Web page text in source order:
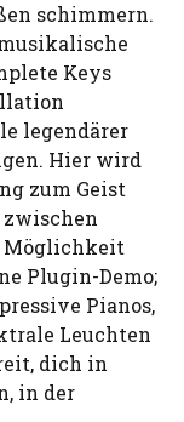
schimmern.
Keys
legendärer
Hier wird
zum Geist
zwischen
Möglichkeit
Plugin-Demo;
Pianos,
Leuchten
dich in
in der